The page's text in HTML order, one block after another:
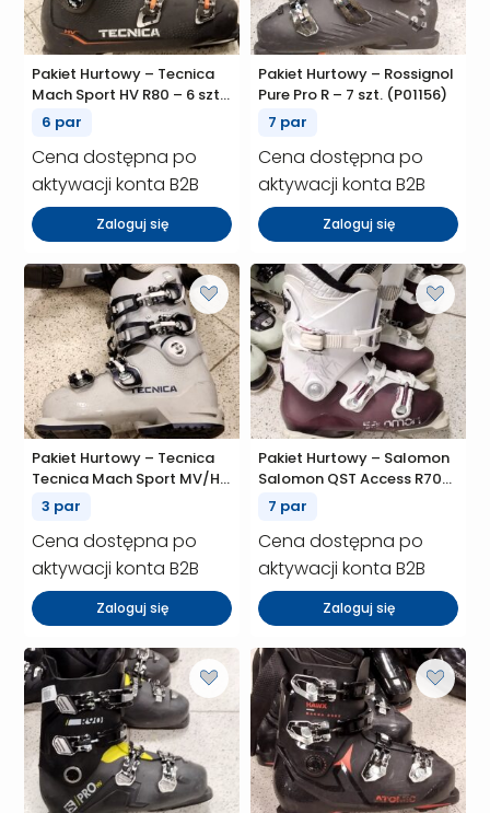
Pakiet Hurtowy – Tecnica
Mach Sport HV R80 – 6 szt.
(P01157)
6 par
Cena dostępna po
aktywacji konta B2B
Zaloguj się
Pakiet Hurtowy – Rossignol
Pure Pro R – 7 szt. (P01156)
7 par
Cena dostępna po
aktywacji konta B2B
Zaloguj się
Pakiet Hurtowy – Tecnica
Tecnica Mach Sport MV/HV
R65/75/85 – 3 szt. (P01149)
3 par
Cena dostępna po
aktywacji konta B2B
Zaloguj się
Pakiet Hurtowy – Salomon
Salomon QST Access R70W
– 7 szt. (P01144)
7 par
Cena dostępna po
aktywacji konta B2B
Zaloguj się